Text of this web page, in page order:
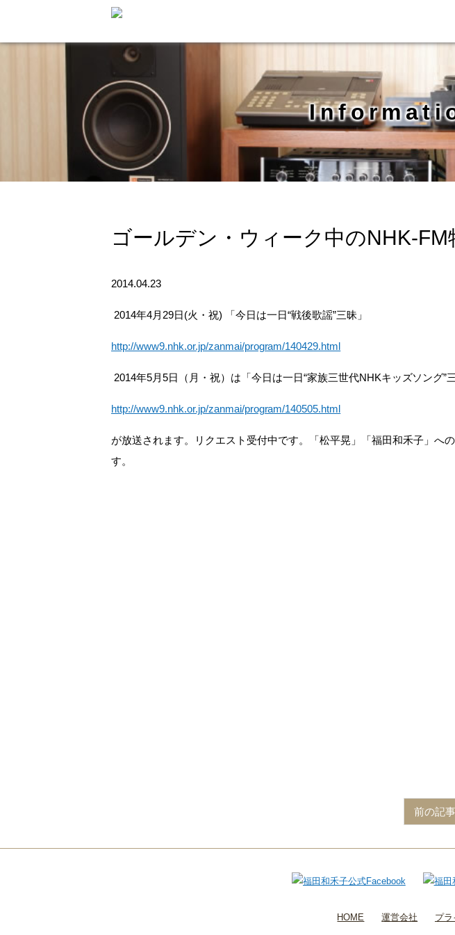
ゴールデン・ウィーク中のNHK-FM
2014.04.23
2014年4月29日(火・祝) 「今日は一日“戦後歌謡”三昧」
http://www9.nhk.or.jp/zanmai/program/140429.html
2014年5月5日（月・祝）は「今日は一日“家族三世代NHKキッズソング”三
http://www9.nhk.or.jp/zanmai/program/140505.html
が放送されます。リクエスト受付中です。「松平晃」「福田和禾子」へ
す。
前の記事
HOME 運営会社 プ